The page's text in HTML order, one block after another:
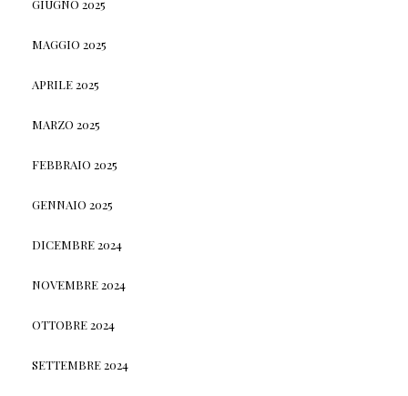
GIUGNO 2025
MAGGIO 2025
APRILE 2025
MARZO 2025
FEBBRAIO 2025
GENNAIO 2025
DICEMBRE 2024
NOVEMBRE 2024
OTTOBRE 2024
SETTEMBRE 2024